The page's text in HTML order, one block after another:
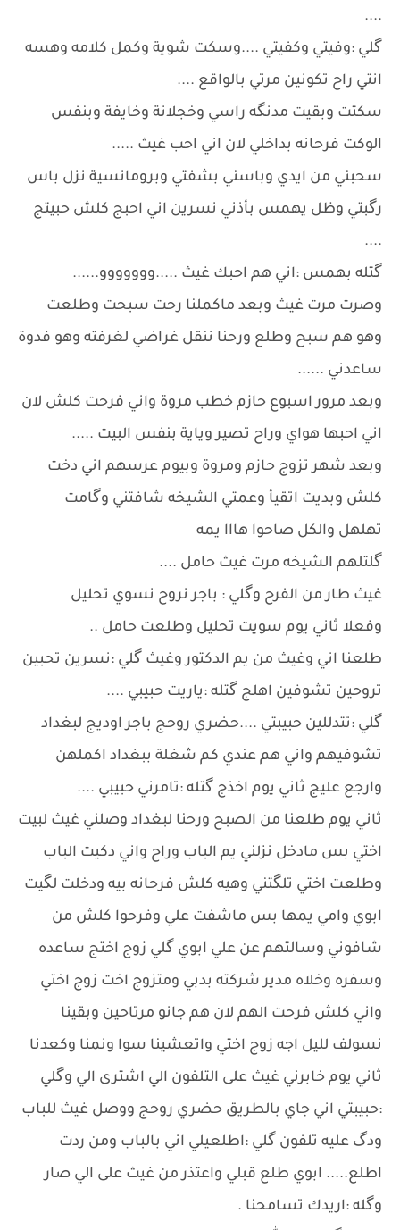
....
گلي :وفيتي وكفيتي ....وسكت شوية وكمل كلامه وهسه
انتي راح تكونين مرتي بالواقع ....
سكتت وبقيت مدنگه راسي وخجلانة وخايفة وبنفس
الوكت فرحانه بداخلي لان اني احب غيث .....
سحبني من ايدي وباسني بشفتي وبرومانسية نزل باس
رگبتي وظل يهمس بأذني نسرين اني احبج كلش حبيتج
....
گتله بهمس :اني هم احبك غيث .....ووووووو......
وصرت مرت غيث وبعد ماكملنا رحت سبحت وطلعت
وهو هم سبح وطلع ورحنا ننقل غراضي لغرفته وهو فدوة
ساعدني ......
وبعد مرور اسبوع حازم خطب مروة واني فرحت كلش لان
اني احبها هواي وراح تصير وياية بنفس البيت .....
وبعد شهر تزوج حازم ومروة وبيوم عرسهم اني دخت
كلش وبديت اتقيأ وعمتي الشيخه شافتني وگامت
تهلهل والكل صاحوا هااا يمه
گلتلهم الشيخه مرت غيث حامل ....
غيث طار من الفرح وگلي : باجر نروح نسوي تحليل
وفعلا ثاني يوم سويت تحليل وطلعت حامل ..
طلعنا اني وغيث من يم الدكتور وغيث گلي :نسرين تحبين
تروحين تشوفين اهلج گتله :ياريت حبيبي ....
گلي :تتدللين حبيبتي ....حضري روحج باجر اوديج لبغداد
تشوفيهم واني هم عندي كم شغلة ببغداد اكملهن
وارجع عليج ثاني يوم اخذج گتله :تامرني حبيبي ....
ثاني يوم طلعنا من الصبح ورحنا لبغداد وصلني غيث لبيت
اختي بس مادخل نزلني يم الباب وراح واني دكيت الباب
وطلعت اختي تلگتني وهيه كلش فرحانه بيه ودخلت لگيت
ابوي وامي يمها بس ماشفت علي وفرحوا كلش من
شافوني وسالتهم عن علي ابوي گلي زوج اختج ساعده
وسفره وخلاه مدير شركته بدبي ومتزوج اخت زوج اختي
واني كلش فرحت الهم لان هم جانو مرتاحين وبقينا
نسولف لليل اجه زوج اختي واتعشينا سوا ونمنا وكعدنا
ثاني يوم خابرني غيث على التلفون الي اشترى الي وگلي
:حبيبتي اني جاي بالطريق حضري روحج ووصل غيث للباب
ودگ عليه تلفون گلي :اطلعيلي اني بالباب ومن ردت
اطلع..... ابوي طلع قبلي واعتذر من غيث على الي صار
وگله :اريدك تسامحنا .